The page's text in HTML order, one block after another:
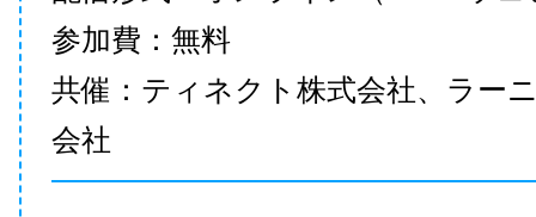
参加費：無料
共催：ティネクト株式会社、ラー
会社